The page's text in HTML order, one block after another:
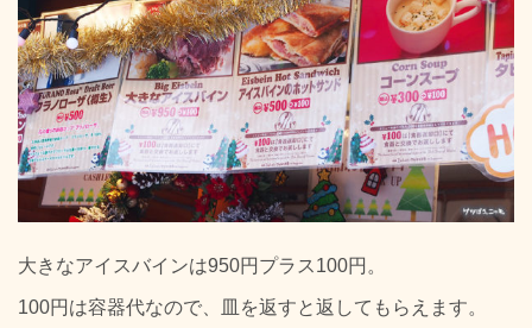
大きなアイスバインは950円プラス100円。
100円は容器代なので、皿を返すと返してもらえます。